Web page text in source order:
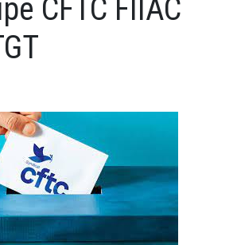
CFTC FIIAC